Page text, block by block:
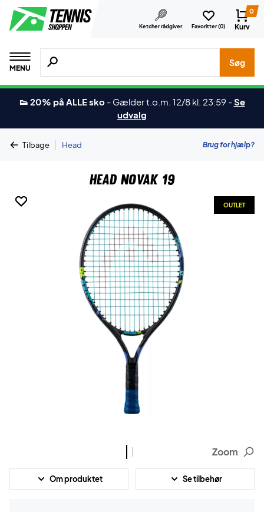
Ketcher rådgiver Favoritter (0)
0
Kurv
MENU
Søg efter produkter, mærker etc.
Søg
👟 20% på ALLE sko - Gælder t.o.m. 12/8 kl. 23:59 -Se
udvalg
Tilbage | Head Brug for hjælp?
Head Novak 19
OUTLET
OUTLET
Zoom
Om produktet Se tilbehør